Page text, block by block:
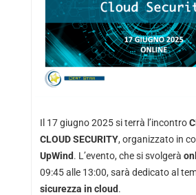
Il 17 giugno 2025 si terrà l’incontro
CLOUD SECURITY, organizzato in
UpWind. L’evento, che si svolgerà
09:45 alle 13:00, sarà dedicato al
sicurezza in cloud.